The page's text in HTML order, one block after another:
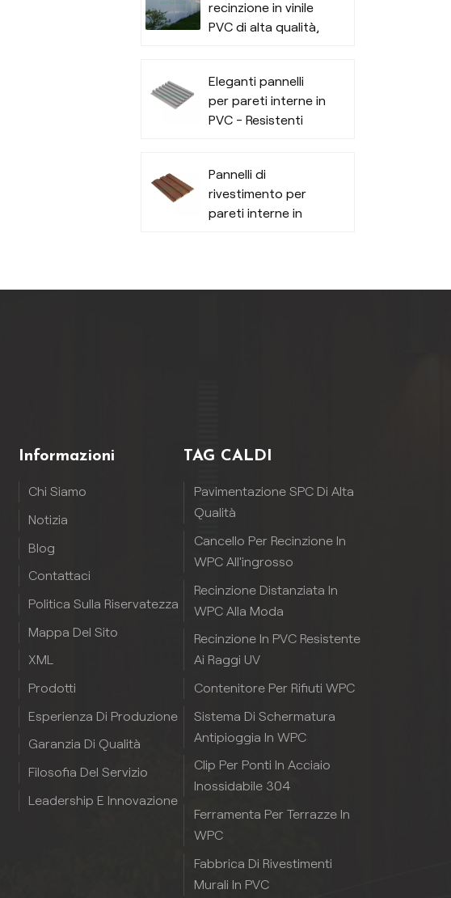
recinzione in vinile
PVC di alta qualità,
livello commerciale
Eleganti pannelli
per pareti interne in
PVC - Resistenti
Pannelli di
rivestimento per
pareti interne in
Informazioni
Chi Siamo
Notizia
Blog
Contattaci
Politica Sulla Riservatezza
Mappa Del Sito
XML
Prodotti
Esperienza Di Produzione
Garanzia Di Qualità
Filosofia Del Servizio
Leadership E Innovazione
TAG CALDI
Pavimentazione SPC Di Alta
Qualità
Cancello Per Recinzione In
WPC All'ingrosso
Recinzione Distanziata In
WPC Alla Moda
Recinzione In PVC Resistente
Ai Raggi UV
Contenitore Per Rifiuti WPC
Sistema Di Schermatura
Antipioggia In WPC
Clip Per Ponti In Acciaio
Inossidabile 304
Ferramenta Per Terrazze In
WPC
Fabbrica Di Rivestimenti
Murali In PVC